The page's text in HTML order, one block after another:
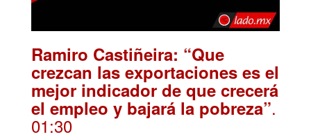
Ramiro Castiñeira: “Que
crezcan las exportaciones es el
mejor indicador de que crecerá
el empleo y bajará la pobreza”.
01:30